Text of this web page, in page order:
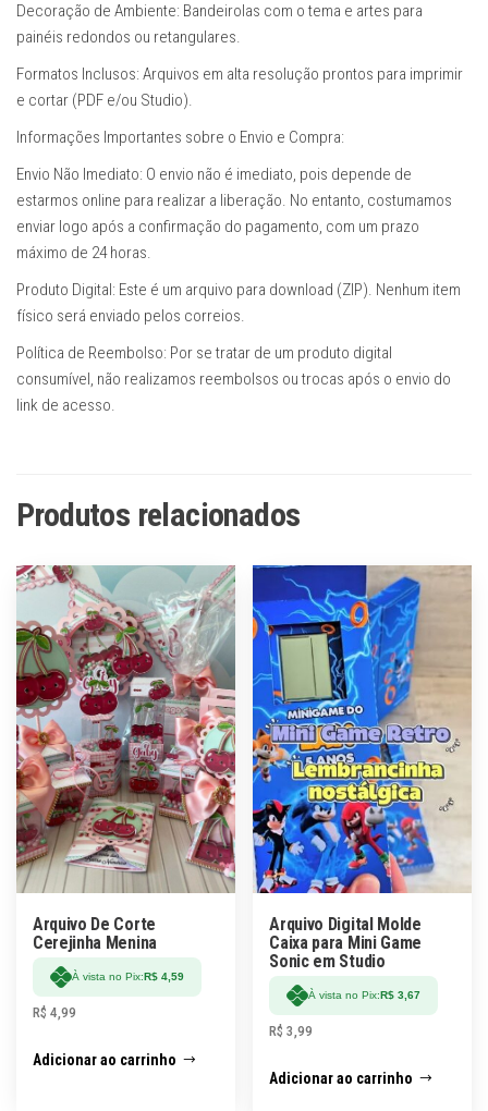
Decoração de Ambiente: Bandeirolas com o tema e artes para
painéis redondos ou retangulares.
Formatos Inclusos: Arquivos em alta resolução prontos para imprimir
e cortar (PDF e/ou Studio).
Informações Importantes sobre o Envio e Compra:
Envio Não Imediato: O envio não é imediato, pois depende de
estarmos online para realizar a liberação. No entanto, costumamos
enviar logo após a confirmação do pagamento, com um prazo
máximo de 24 horas.
Produto Digital: Este é um arquivo para download (ZIP). Nenhum item
físico será enviado pelos correios.
Política de Reembolso: Por se tratar de um produto digital
consumível, não realizamos reembolsos ou trocas após o envio do
link de acesso.
Produtos relacionados
Arquivo De Corte
Cerejinha Menina
À vista no Pix:R$ 4,59
R$ 4,99
Adicionar ao carrinho
Arquivo Digital Molde
Caixa para Mini Game
Sonic em Studio
À vista no Pix:R$ 3,67
R$ 3,99
Adicionar ao carrinho